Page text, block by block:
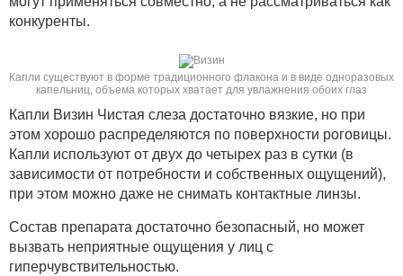
конкуренты.
Капли существуют в форме традиционного флакона и в виде одноразовых
капельниц, объема которых хватает для увлажнения обоих глаз
Капли Визин Чистая слеза достаточно вязкие, но при
этом хорошо распределяются по поверхности роговицы.
Капли используют от двух до четырех раз в сутки (в
зависимости от потребности и собственных ощущений),
при этом можно даже не снимать контактные линзы.
Состав препарата достаточно безопасный, но может
вызвать неприятные ощущения у лиц с
гиперчувствительностью.